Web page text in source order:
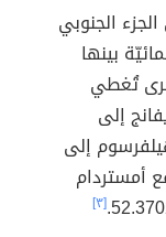
الجنوبي
بينها
تُغطي
إلى
إلى
أمستردام
[٣]